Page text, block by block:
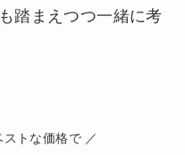
踏まえつつ一緒に考
トな価格で ／